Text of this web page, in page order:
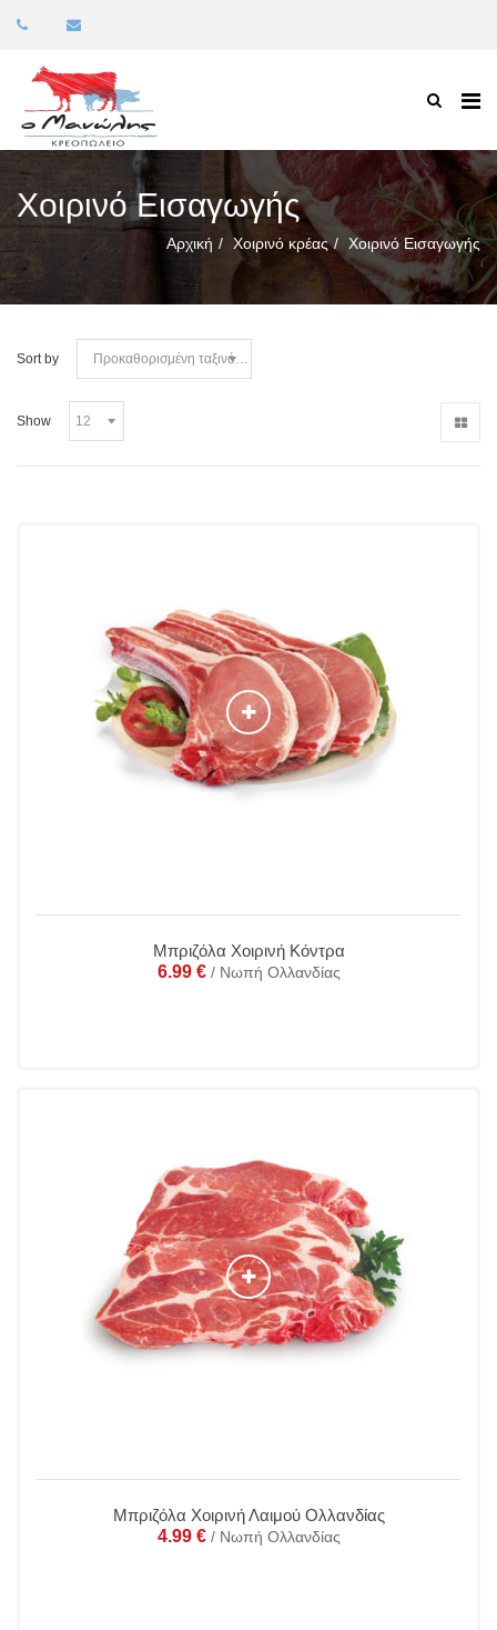
Χοιρινό Εισαγωγής
Αρχική Χοιρινό κρέας Χοιρινό Εισαγωγής
Sort by
Show
Μπριζόλα Χοιρινή Κόντρα
6.99 € / Νωπή Ολλανδίας
Μπριζόλα Χοιρινή Λαιμού Ολλανδίας
4.99 € / Νωπή Ολλανδίας